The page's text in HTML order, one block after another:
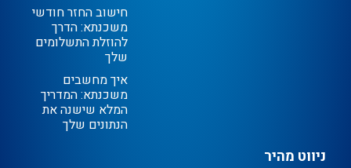
ניווט מהיר
חישוב החזר חודשי
משכנתא: הדרך
להוזלת התשלומים
שלך
איך מחשבים
משכנתא: המדריך
המלא שישנה את
הנתונים שלך